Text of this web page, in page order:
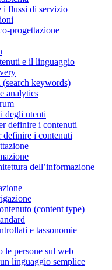
i flussi di servizio
progettazione
e il linguaggio
keywords)
analytics
degli utenti
definire i contenuti
definire i contenuti
dell’informazione
(content type)
e tassonomie
le persone sul web
linguaggio semplice